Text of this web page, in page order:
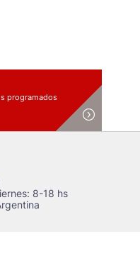
programados
8-18 hs